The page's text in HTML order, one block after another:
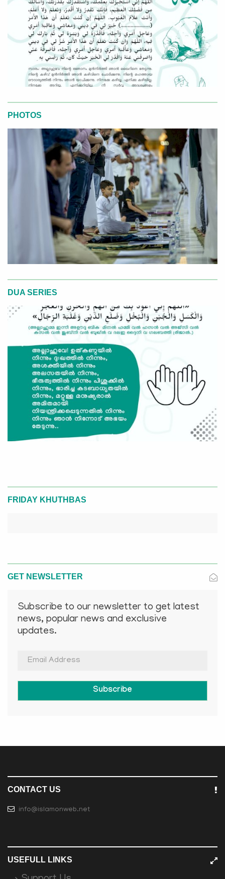
PHOTOS
DUA SERIES
FRIDAY KHUTHBAS
GET NEWSLETTER
Subscribe to our newsletter to get latest
news, popular news and exclusive
updates.
Subscribe
CONTACT US
info@islamonweb.net
USEFULL LINKS